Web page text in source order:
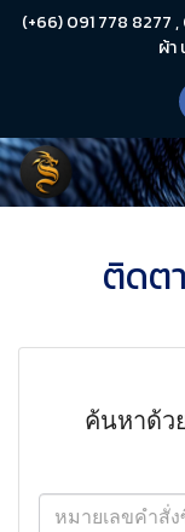
(+66) 091 778 8277
ผ้า
ติดต
ค้นหาด้ว